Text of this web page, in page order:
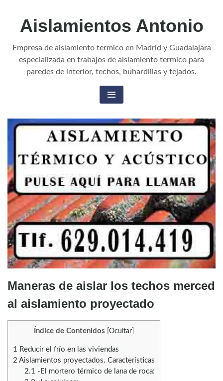
Aislamientos Antonio
Empresa de aislamiento termico en Madrid y Guadalajara
especializada en trabajos de aislamiento termico para
paredes de interior, techos, buhardillas y tejados.
Maneras de aislar los techos merced
al aislamiento proyectado
Índice de Contenidos Ocultar
1 Reducir el frío en las viviendas
2 Aislamientos proyectados. Características
2.1 -El mortero térmico de lana de roca: